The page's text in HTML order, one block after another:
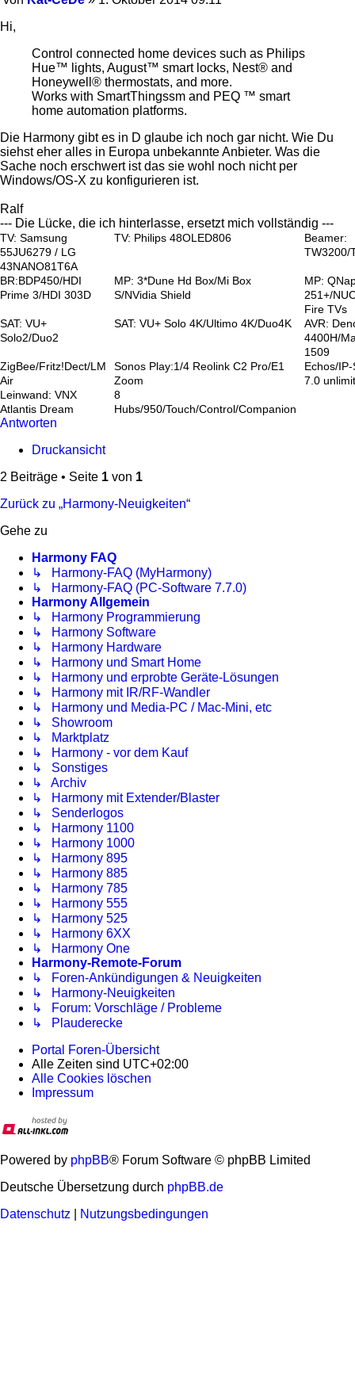
Hi,
Control connected home devices such as Philips
Hue™ lights, August™ smart locks, Nest® and
Honeywell® thermostats, and more.
Works with SmartThingssm and PEQ ™ smart
home automation platforms.
Die Harmony gibt es in D glaube ich noch gar nicht. Wie Du
siehst eher alles in Europa unbekannte Anbieter. Was die
Sache noch erschwert ist das sie wohl noch nicht per
Windows/OS-X zu konfigurieren ist.
Ralf
--- Die Lücke, die ich hinterlasse, ersetzt mich vollständig ---
TV: Samsung
55JU6279 / LG
43NANO81T6A
TV: Philips 48OLED806
Beamer:
TW3200/
BR:BDP450/HDI
Prime 3/HDI 303D
MP: 3*Dune Hd Box/Mi Box
S/NVidia Shield
MP:
251+/
Fire TVs
SAT: VU+
Solo2/Duo2
SAT: VU+ Solo 4K/Ultimo 4K/Duo4K
AVR:
4400H/
1509
ZigBee/Fritz!Dect/LM
Air
Sonos Play:1/4 Reolink C2 Pro/E1
Zoom
Echos/
7.0
Leinwand: VNX
Atlantis Dream
8
Hubs/950/Touch/Control/Companion
Antworten
Druckansicht
2 Beiträge • Seite 1 von 1
Zurück zu „Harmony-Neuigkeiten“
Gehe zu
Harmony FAQ
↳ Harmony-FAQ (MyHarmony)
↳ Harmony-FAQ (PC-Software 7.7.0)
Harmony Allgemein
↳ Harmony Programmierung
↳ Harmony Software
↳ Harmony Hardware
↳ Harmony und Smart Home
↳ Harmony und erprobte Geräte-Lösungen
↳ Harmony mit IR/RF-Wandler
↳ Harmony und Media-PC / Mac-Mini, etc
↳ Showroom
↳ Marktplatz
↳ Harmony - vor dem Kauf
↳ Sonstiges
↳ Archiv
↳ Harmony mit Extender/Blaster
↳ Senderlogos
↳ Harmony 1100
↳ Harmony 1000
↳ Harmony 895
↳ Harmony 885
↳ Harmony 785
↳ Harmony 555
↳ Harmony 525
↳ Harmony 6XX
↳ Harmony One
Harmony-Remote-Forum
↳ Foren-Ankündigungen & Neuigkeiten
↳ Harmony-Neuigkeiten
↳ Forum: Vorschläge / Probleme
↳ Plauderecke
Portal
Foren-Übersicht
Alle Zeiten sind UTC+02:00
Alle Cookies löschen
Impressum
Powered by phpBB® Forum Software © phpBB Limited
Deutsche Übersetzung durch phpBB.de
Datenschutz
Nutzungsbedingungen